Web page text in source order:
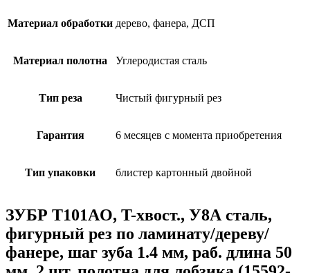
Материал обработки дерево, фанера, ДСП
Материал полотна Углеродистая сталь
Тип реза Чистый фигурный рез
Гарантия 6 месяцев с момента приобретения
Тип упаковки блистер картонный двойной
ЗУБР T101AO, T-хвост., У8А сталь,
фигурный рез по ламинату/дереву/
фанере, шаг зуба 1.4 мм, раб. длина 50